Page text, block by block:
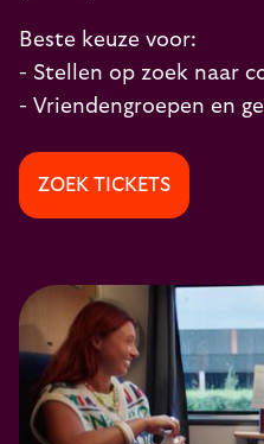
Beste keuze voor:
- Stellen op zoek naar
- Vriendengroepen en
ZOEK TICKETS